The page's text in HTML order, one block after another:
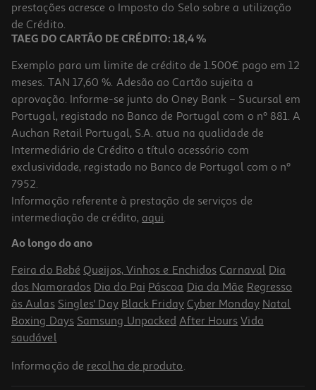
19,55 €
-25%
Champô Stop Piolhos Com Oleos Essencias 125ml
83.68 €/Lt
10,46 €
Promoção
prestações acresce o Imposto do Selo sobre a utilização
de Crédito.
TAEG DO CARTÃO DE CRÉDITO: 18,4 %
Exemplo para um limite de crédito de 1.500€ pago em 12
meses. TAN 17,60 %. Adesão ao Cartão sujeita a
aprovação. Informe-se junto do Oney Bank – Sucursal em
Portugal, registado no Banco de Portugal com o nº 881. A
Auchan Retail Portugal, S.A. atua na qualidade de
Intermediário de Crédito a título acessório com
exclusividade, registado no Banco de Portugal com o nº
7952.
Informação referente à prestação de serviços de
intermediação de crédito, aqui.
Ao longo do ano
Feira do Bebé Queijos, Vinhos e Enchidos Carnaval Dia
dos Namorados Dia do Pai Páscoa Dia da Mãe Regresso
às Aulas Singles' Day Black Friday Cyber Monday Natal
Boxing Days Samsung Unpacked After Hours Vida
saudável
Informação de recolha de produto.